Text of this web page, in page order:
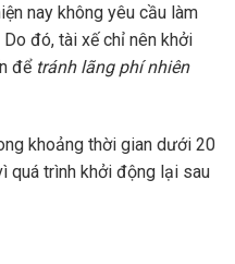
nay không yêu cầu làm
đó, tài xế chỉ nên khởi
để tránh lãng phí nhiên
khoảng thời gian dưới 20
quá trình khởi động lại sau